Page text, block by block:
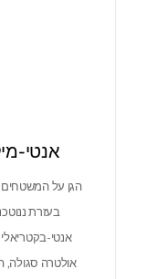
אנטי-
הגן על המשטחים
בעזרת
אנטי-
אולטרה סגולה,